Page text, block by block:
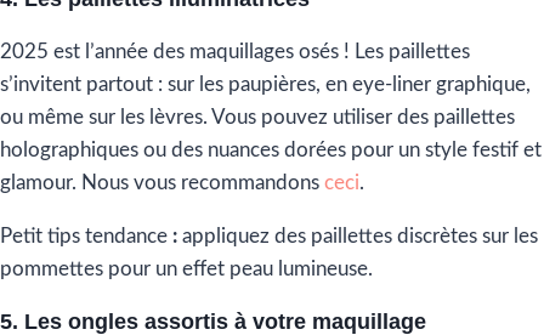
2025 est l’année des maquillages osés ! Les paillettes
s’invitent partout : sur les paupières, en eye-liner graphique,
ou même sur les lèvres. Vous pouvez utiliser des paillettes
holographiques ou des nuances dorées pour un style festif et
glamour. Nous vous recommandons ceci.
Petit tips tendance : appliquez des paillettes discrètes sur les
pommettes pour un effet peau lumineuse.
5. Les ongles assortis à votre maquillage